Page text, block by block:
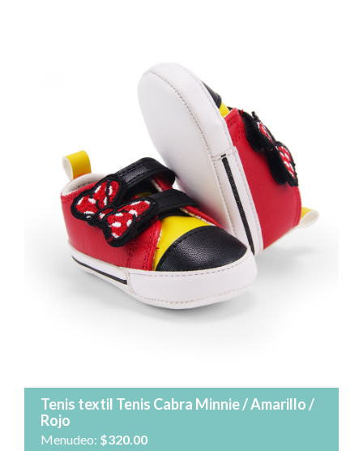
Tenis textil Tenis Cabra Minnie / Amarillo /
Rojo
Menudeo: $320.00
Talla:
Cantidad: